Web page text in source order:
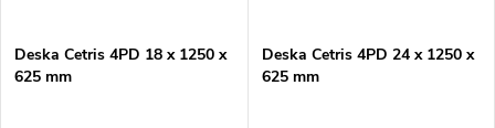
Deska Cetris 4PD 18 x 1250 x
625 mm
Deska Cetris 4PD 24 x 1250 x
625 mm